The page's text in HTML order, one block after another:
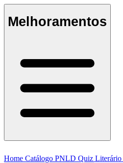
Melhoramentos
Home Catálogo PNLD Quiz Literário